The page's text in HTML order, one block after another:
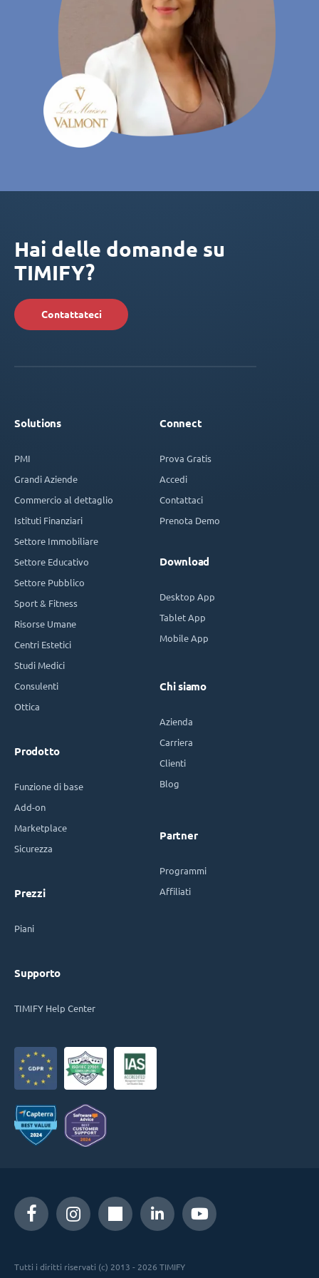
Hai delle domande su
TIMIFY?
Contattateci
Solutions
PMI
Grandi Aziende
Commercio al dettaglio
Istituti Finanziari
Settore Immobiliare
Settore Educativo
Settore Pubblico
Sport & Fitness
Risorse Umane
Centri Estetici
Studi Medici
Consulenti
Ottica
Prodotto
Funzione di base
Add-on
Marketplace
Sicurezza
Prezzi
Piani
Supporto
TIMIFY Help Center
Connect
Prova Gratis
Accedi
Contattaci
Prenota Demo
Download
Desktop App
Tablet App
Mobile App
Chi siamo
Azienda
Carriera
Clienti
Blog
Partner
Programmi
Affiliati
Tutti i diritti riservati (c) 2013 - 2026 TIMIFY